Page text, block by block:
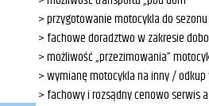
> przygotowanie motocykla do
> fachowe doradztwo w zakresie
> możliwość „przezimowania”
> wymianę motocykla na inny /
> fachowy i rozsądny cenowo serwis